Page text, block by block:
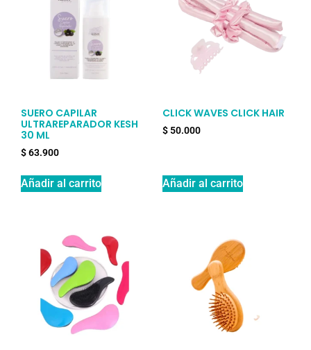
SUERO CAPILAR
ULTRAREPARADOR KESH
30 ML
$63.900
Añadir al carrito
CLICK WAVES CLICK HAIR
$ 50.000
Añadir al carrito